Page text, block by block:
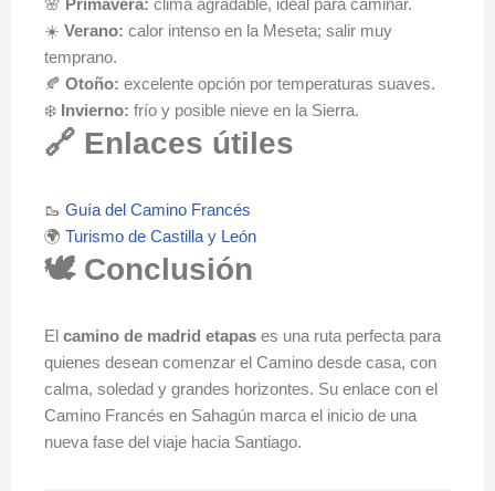
🌸 Primavera: clima agradable, ideal para caminar.
☀️ Verano: calor intenso en la Meseta; salir muy
temprano.
🍂 Otoño: excelente opción por temperaturas suaves.
❄️ Invierno: frío y posible nieve en la Sierra.
🔗 Enlaces útiles
🥾 Guía del Camino Francés
🌍 Turismo de Castilla y León
🕊️ Conclusión
El camino de madrid etapas es una ruta perfecta para
quienes desean comenzar el Camino desde casa, con
calma, soledad y grandes horizontes. Su enlace con el
Camino Francés en Sahagún marca el inicio de una
nueva fase del viaje hacia Santiago.